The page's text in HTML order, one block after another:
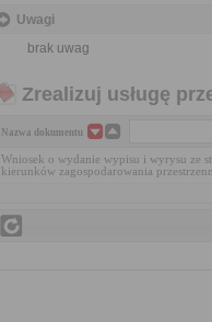
Uwagi
brak uwag
Zrealizuj usługę
Nazwa dokumentu
Wniosek o wydanie wypisu i wyrysu ze
kierunków zagospodarowania